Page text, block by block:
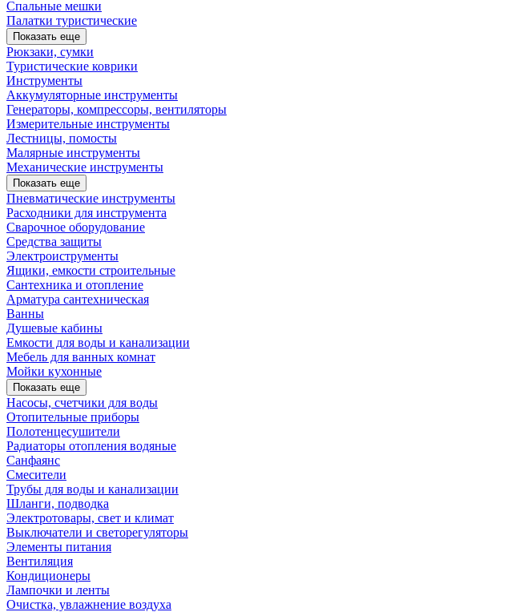
Спальные мешки
Палатки туристические
Показать еще
Рюкзаки, сумки
Туристические коврики
Инструменты
Аккумуляторные инструменты
Генераторы, компрессоры, вентиляторы
Измерительные инструменты
Лестницы, помосты
Малярные инструменты
Механические инструменты
Показать еще
Пневматические инструменты
Расходники для инструмента
Сварочное оборудование
Средства защиты
Электроиструменты
Ящики, емкости строительные
Сантехника и отопление
Арматура сантехническая
Ванны
Душевые кабины
Емкости для воды и канализации
Мебель для ванных комнат
Мойки кухонные
Показать еще
Насосы, счетчики для воды
Отопительные приборы
Полотенцесушители
Радиаторы отопления водяные
Санфаянс
Смесители
Трубы для воды и канализации
Шланги, подводка
Электротовары, свет и климат
Выключатели и светорегуляторы
Элементы питания
Вентиляция
Кондиционеры
Лампочки и ленты
Очистка, увлажнение воздуха